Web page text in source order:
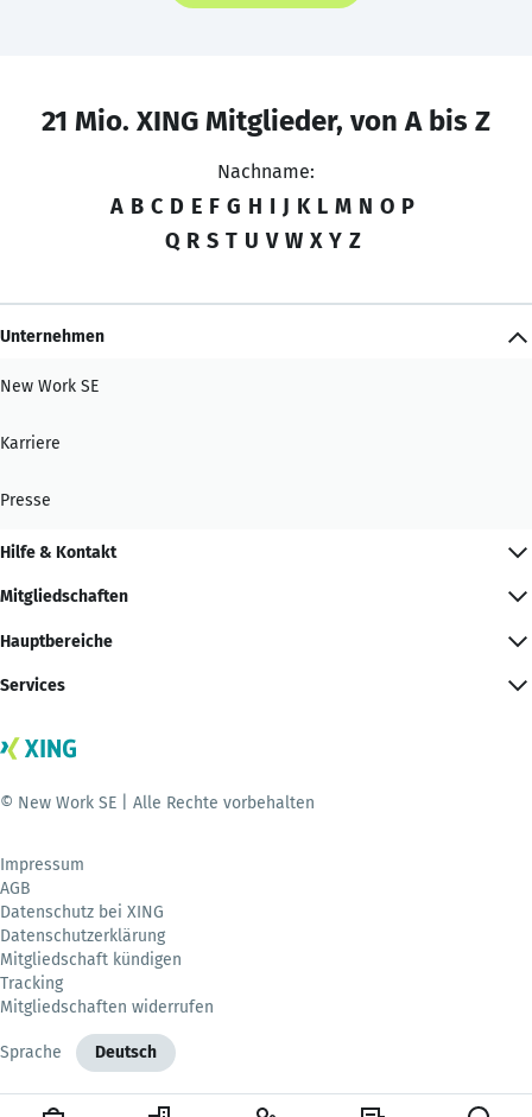
21 Mio. XING Mitglieder, von A bis Z
Nachname:
A B C D E F G H I J K L M N O P
Q R S T U V W X Y Z
Unternehmen
New Work SE
Karriere
Presse
Hilfe & Kontakt
Mitgliedschaften
Hauptbereiche
Services
© New Work SE | Alle Rechte vorbehalten
Impressum
AGB
Datenschutz bei XING
Datenschutzerklärung
Mitgliedschaft kündigen
Tracking
Mitgliedschaften widerrufen
Sprache Deutsch